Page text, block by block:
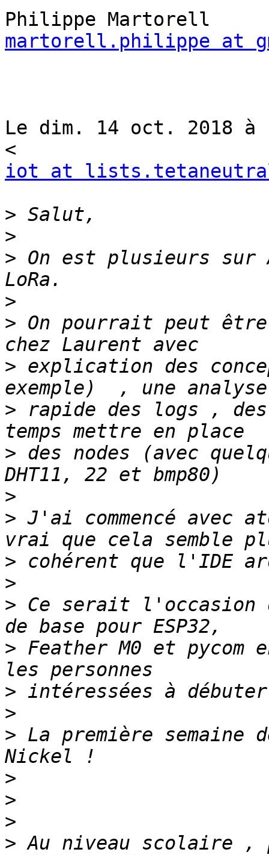
martorell.philippe at
Le dim. 14 oct. 2018 à
iot at
>
>
> On est plusieurs sur
>
> On pourrait peut
> explication des
> rapide des logs , des
> des nodes (avec
>
> J'ai commencé avec
>
>
> Ce serait l'occasion
> Feather M0 et
>
>
> La première semaine
>
>
>
> Au niveau scolaire ,